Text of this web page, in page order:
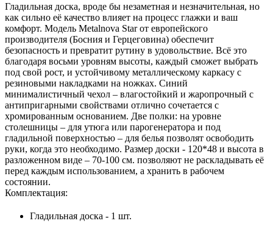
Гладильная доска, вроде бы незаметная и незначительная, но
как сильно её качество влияет на процесс глажки и ваш
комфорт. Модель Metalnova Star от европейского
производителя (Босния и Герцеговина) обеспечит
безопасность и превратит рутину в удовольствие. Всё это
благодаря восьми уровням высоты, каждый сможет выбрать
под свой рост, и устойчивому металлическому каркасу с
резиновыми накладками на ножках. Синий
минималистичный чехол – влагостойкий и жаропрочный с
антипригарными свойствами отлично сочетается с
хромированным основанием. Две полки: на уровне
столешницы – для утюга или парогенератора и под
гладильной поверхностью – для белья позволят освободить
руки, когда это необходимо. Размер доски - 120*48 и высота в
разложенном виде – 70-100 см. позволяют не раскладывать её
перед каждым использованием, а хранить в рабочем
состоянии.
Комплектация:
Гладильная доска - 1 шт.